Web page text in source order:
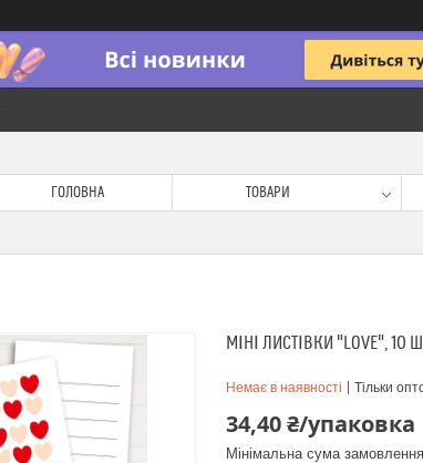
ГОЛОВНА ТОВАРИ
МІНІ ЛИСТІВКИ "LOVE", 10
Немає в наявності Тільки
34,40 ₴/упаковка
Мінімальна сума